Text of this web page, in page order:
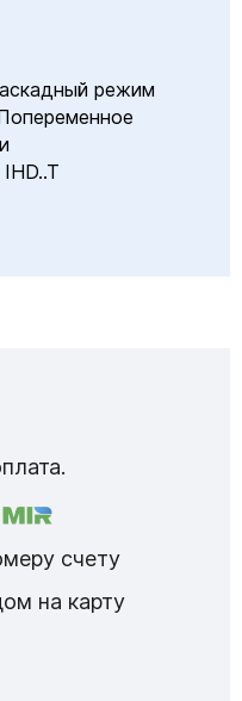
режим
счету
на карту